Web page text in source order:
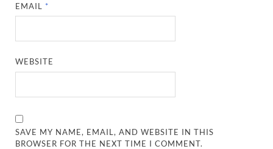
EMAIL *
WEBSITE
SAVE MY NAME, EMAIL, AND WEBSITE IN THIS
BROWSER FOR THE NEXT TIME I COMMENT.